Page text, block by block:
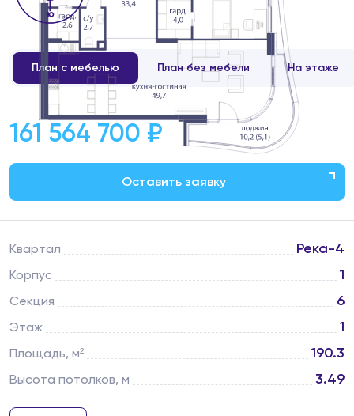
План с мебелью План без мебели На этаже
Квартал Река-4
Корпус 1
Секция 6
Этаж 1
Площадь, м² 190.3
Высота потолков, м 3.49
161 564 700 ₽
Оставить заявку